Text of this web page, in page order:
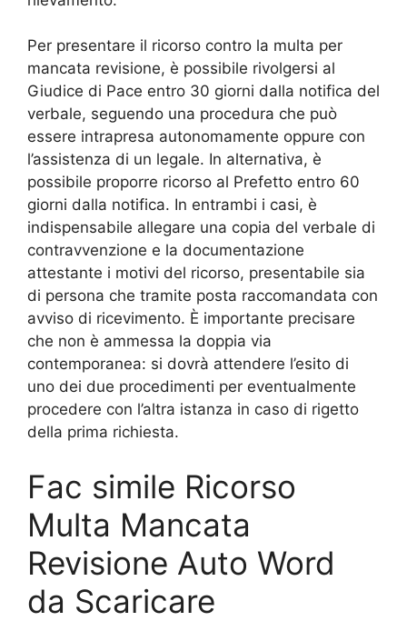
Per presentare il ricorso contro la multa per
mancata revisione, è possibile rivolgersi al
Giudice di Pace entro 30 giorni dalla notifica del
verbale, seguendo una procedura che può
essere intrapresa autonomamente oppure con
l’assistenza di un legale. In alternativa, è
possibile proporre ricorso al Prefetto entro 60
giorni dalla notifica. In entrambi i casi, è
indispensabile allegare una copia del verbale di
contravvenzione e la documentazione
attestante i motivi del ricorso, presentabile sia
di persona che tramite posta raccomandata con
avviso di ricevimento. È importante precisare
che non è ammessa la doppia via
contemporanea: si dovrà attendere l’esito di
uno dei due procedimenti per eventualmente
procedere con l’altra istanza in caso di rigetto
della prima richiesta.
Fac simile Ricorso
Multa Mancata
Revisione Auto Word
da Scaricare